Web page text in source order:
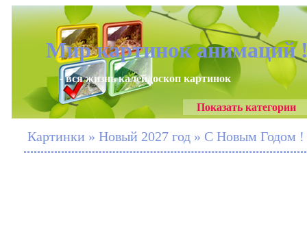
Мир картинок анимаций
- вся жизнь калейдоскоп картинок
Показать категории
Картинки » Новый 2027 год » С Новым Годом